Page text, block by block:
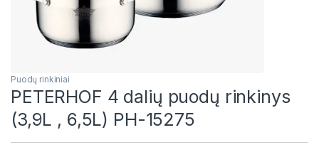
Puodų rinkiniai
PETERHOF 4 dalių puodų rinkinys
(3,9L , 6,5L) PH-15275